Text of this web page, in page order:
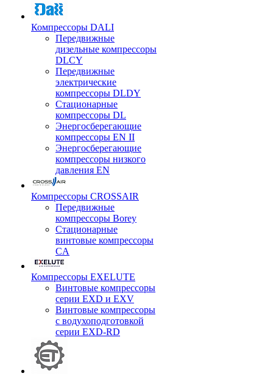
Компрессоры DALI
Передвижные
дизельные компрессоры
DLCY
Передвижные
электрические
компрессоры DLDY
Стационарные
компрессоры DL
Энергосберегающие
компрессоры EN II
Энергосберегающие
компрессоры низкого
давления EN
Компрессоры CROSSAIR
Передвижные
компрессоры Borey
Стационарные
винтовые компрессоры
CA
Компрессоры EXELUTE
Винтовые компрессоры
серии EXD и EXV
Винтовые компрессоры
с водухоподготовкой
серии EXD-RD